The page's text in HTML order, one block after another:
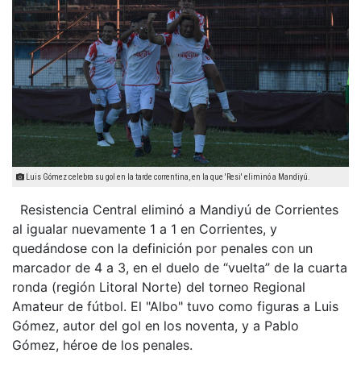
Luis Gómez celebra su gol en la tarde correntina, en la que 'Resi' eliminó a Mandiyú.
Resistencia Central eliminó a Mandiyú de Corrientes
al igualar nuevamente 1 a 1 en Corrientes, y
quedándose con la definición por penales con un
marcador de 4 a 3, en el duelo de “vuelta” de la cuarta
ronda (región Litoral Norte) del torneo Regional
Amateur de fútbol. El "Albo" tuvo como figuras a Luis
Gómez, autor del gol en los noventa, y a Pablo
Gómez, héroe de los penales.